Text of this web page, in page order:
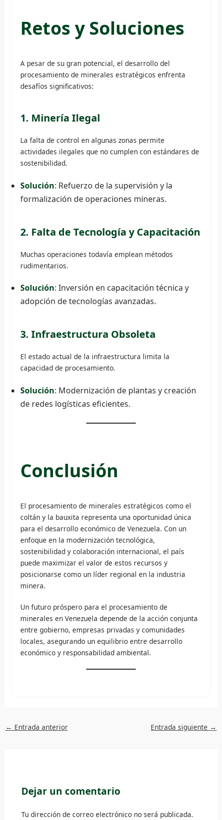
Retos y Soluciones
A pesar de su gran potencial, el desarrollo del
procesamiento de minerales estratégicos enfrenta
desafíos significativos:
1. Minería Ilegal
La falta de control en algunas zonas permite
actividades ilegales que no cumplen con estándares de
sostenibilidad.
Solución: Refuerzo de la supervisión y la
formalización de operaciones mineras.
2. Falta de Tecnología y Capacitación
Muchas operaciones todavía emplean métodos
rudimentarios.
Solución: Inversión en capacitación técnica y
adopción de tecnologías avanzadas.
3. Infraestructura Obsoleta
El estado actual de la infraestructura limita la
capacidad de procesamiento.
Solución: Modernización de plantas y creación
de redes logísticas eficientes.
Conclusión
El procesamiento de minerales estratégicos como el
coltán y la bauxita representa una oportunidad única
para el desarrollo económico de Venezuela. Con un
enfoque en la modernización tecnológica,
sostenibilidad y colaboración internacional, el país
puede maximizar el valor de estos recursos y
posicionarse como un líder regional en la industria
minera.
Un futuro próspero para el procesamiento de
minerales en Venezuela depende de la acción conjunta
entre gobierno, empresas privadas y comunidades
locales, asegurando un equilibrio entre desarrollo
económico y responsabilidad ambiental.
← Entrada anterior Entrada siguiente →
Dejar un comentario
Tu dirección de correo electrónico no será publicada.